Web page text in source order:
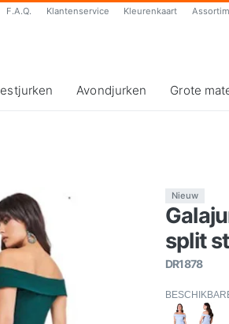
F.A.Q. Klantenservice Kleurenkaart
Avondjurken Grote
Nieuw
split
DR1878